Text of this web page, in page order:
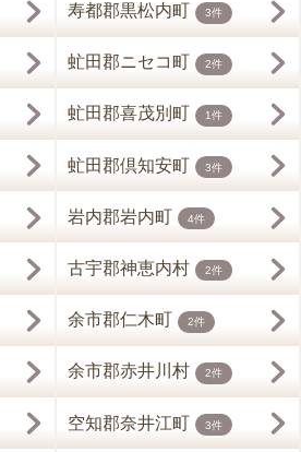
寿都郡黒松内町 3件
虻田郡ニセコ町 2件
虻田郡喜茂別町 1件
虻田郡倶知安町 3件
岩内郡岩内町 4件
古宇郡神恵内村 2件
余市郡仁木町 2件
余市郡赤井川村 2件
空知郡奈井江町 3件